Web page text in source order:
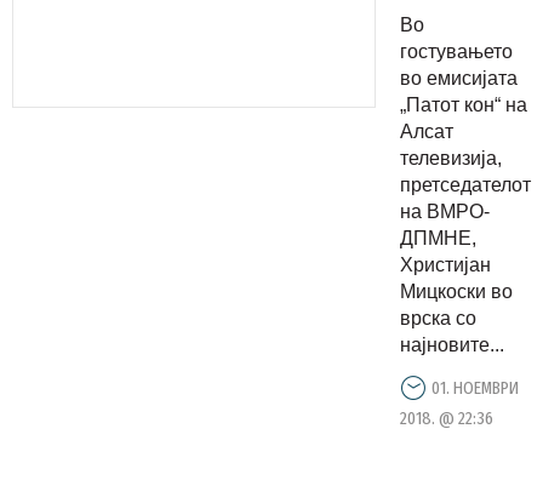
расадник
на кадри,
а времето
покажува
дека без
секого се
може
Во
гостувањето
во емисијата
„Патот кон“ на
Алсат
телевизија,
претседателот
на ВМРО-
ДПМНЕ,
Христијан
Мицкоски во
врска со
најновите...
01. НОЕМВРИ
2018. @ 22:36